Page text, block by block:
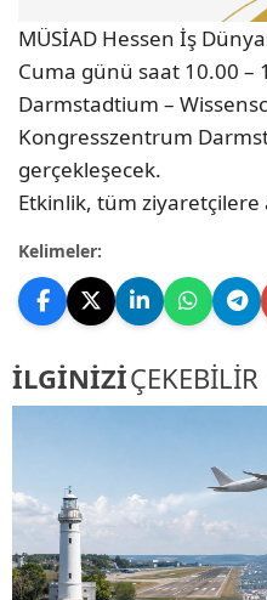
MÜSİAD Hessen İş
Cuma günü saat 10.00 –
Darmstadtium –
Kongresszentrum
gerçekleşecek.
Etkinlik, tüm ziyaretçilere
Kelimeler:
İLGİNİZİÇEKEBİLİR